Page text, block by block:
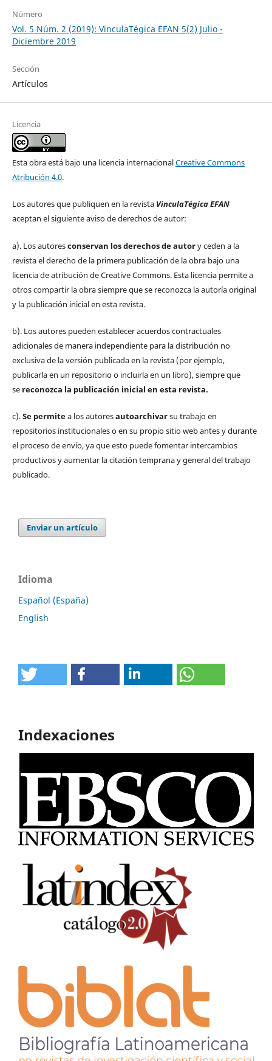
Número
Vol. 5 Núm. 2 (2019): VinculaTégica EFAN 5(2) Julio -
Diciembre 2019
Sección
Artículos
Licencia
Esta obra está bajo una licencia internacionalCreative Commons
Atribución 4.0.
Los autores que publiquen en la revista VinculaTégica EFAN
aceptan el siguiente aviso de derechos de autor:
a). Los autoresconservan los derechos de autory ceden a la
revista el derecho de la primera publicación de la obra bajo una
licencia de atribución de Creative Commons. Esta licencia permite a
otros compartir la obra siempre que se reconozca la autoría original
y la publicación inicial en esta revista.
b). Los autores pueden establecer acuerdos contractuales
adicionales de manera independiente para la distribución no
exclusiva de la versión publicada en la revista (por ejemplo,
publicarla en un repositorio o incluirla en un libro), siempre que
sereconozca la publicación inicial en esta revista.
c).Se permitea los autoresautoarchivarsu trabajo en
repositorios institucionales o en su propio sitio web antes y durante
el proceso de envío, ya que esto puede fomentar intercambios
productivos y aumentar la citación temprana y general del trabajo
publicado.
Enviar un artículo
Idioma
Español (España)
English
Indexaciones